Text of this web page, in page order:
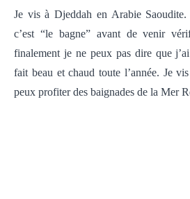
Je vis à Djeddah en Arabie Saoudite.
c’est “le bagne” avant de venir
finalement je ne peux pas dire que
fait beau et chaud toute l’année. Je
peux profiter des baignades de la Mer